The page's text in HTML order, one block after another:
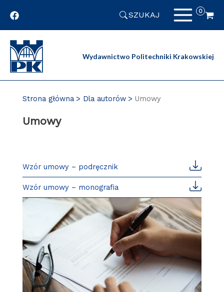
SZUKAJ
Wydawnictwo Politechniki Krakowskiej
Strona główna Dla autorów Umowy
Umowy
Wzór umowy – podręcznik
Wzór umowy – monografia